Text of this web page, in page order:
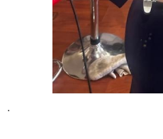
.